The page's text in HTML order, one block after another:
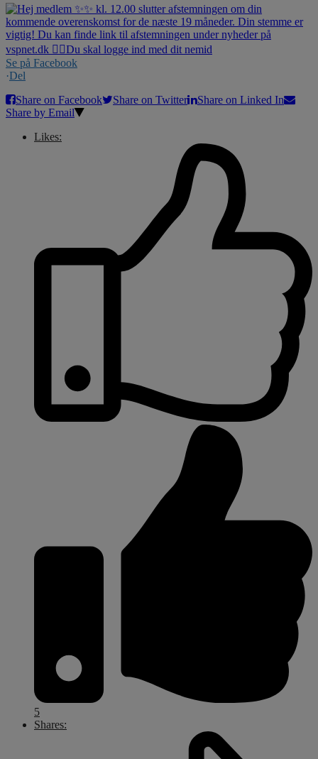
Se på Facebook
·Del
Share on Facebook
Share on Twitter
Share on Linked In
Share by Email
Likes:
5
Shares: